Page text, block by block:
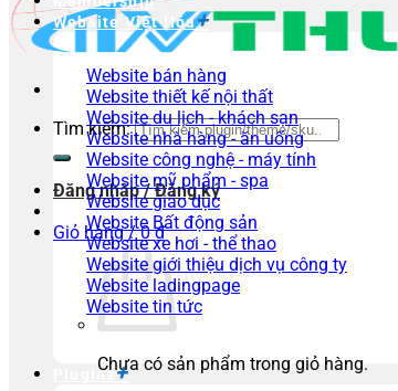
Tìm kiếm:
Đăng nhập / Đăng ký
Giỏ hàng /0₫
Chưa có sản phẩm trong giỏ hàng.
Website Việt Hóa
Website bán hàng
Website thiết kế nội thất
Website du lịch - khách sạn
Website nhà hàng - ăn uống
Website công nghệ - máy tính
Website mỹ phẩm - spa
Website giáo dục
Website Bất động sản
Website xe hơi - thể thao
Website giới thiệu dịch vụ công ty
Website ladingpage
Website tin tức
Plugins